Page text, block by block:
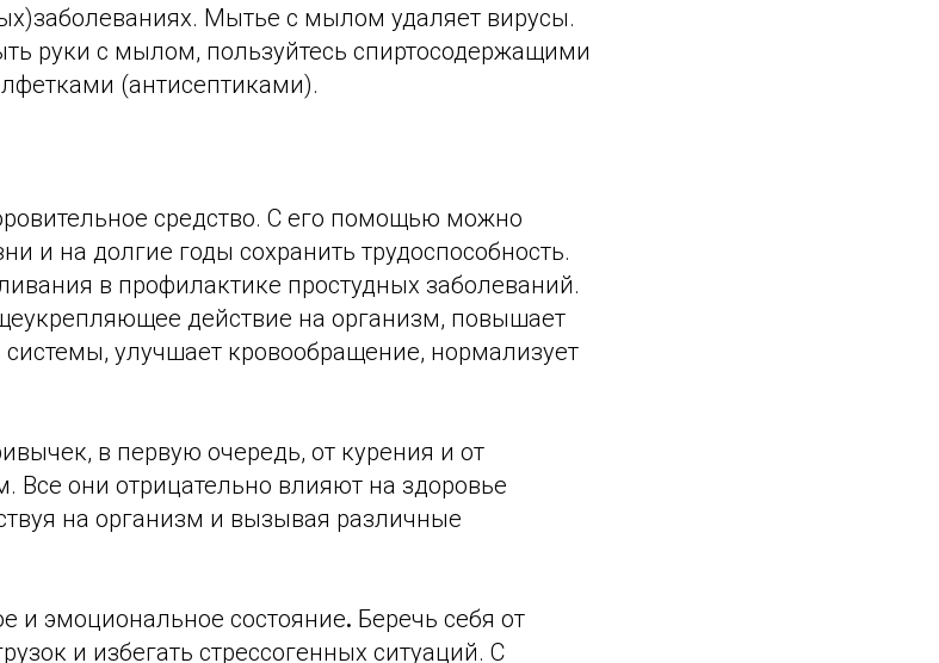
Мытье с мылом удаляет вирусы.
руки с мылом, пользуйтесь спиртосодержащими
(антисептиками).
средство. С его помощью можно
и на долгие годы сохранить трудоспособность.
в профилактике простудных заболеваний.
действие на организм, повышает
улучшает кровообращение, нормализует
в первую очередь, от курения и от
Все они отрицательно влияют на здоровье
на организм и вызывая различные
и эмоциональное состояние. Беречь себя от
и избегать стрессогенных ситуаций. С